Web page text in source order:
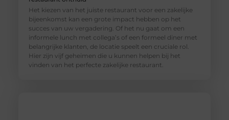
Het kiezen van het juiste restaurant voor een zakelijke
bijeenkomst kan een grote impact hebben op het
succes van uw vergadering. Of het nu gaat om een
informele lunch met collega’s of een formeel diner met
belangrijke klanten, de locatie speelt een cruciale rol.
Hier zijn vijf geheimen die u kunnen helpen bij het
vinden van het perfecte zakelijke restaurant.